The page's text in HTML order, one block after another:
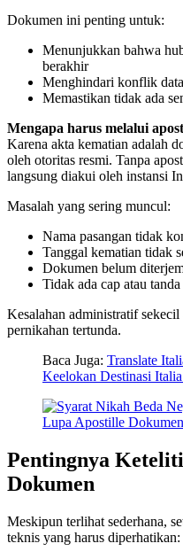
Dokumen ini penting untuk:
Menunjukkan bahwa
berakhir
Menghindari konflik
Memastikan tidak ada
Mengapa harus melalui
Karena akta kematian adalah
oleh otoritas resmi. Tanpa
langsung diakui oleh instansi
Masalah yang sering muncul:
Nama pasangan tidak
Tanggal kematian tidak
Dokumen belum
Tidak ada cap atau
Kesalahan administratif
pernikahan tertunda.
Baca Juga: Translate
Keelokan Destinasi
Pentingnya
Dokumen
Meskipun terlihat sederhana,
teknis yang harus diperhatikan: